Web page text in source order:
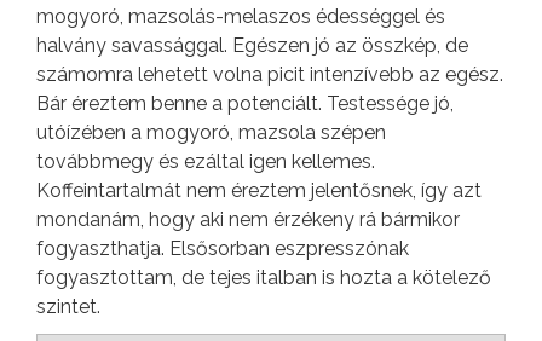
mogyoró, mazsolás-melaszos édességgel és
halvány savassággal. Egészen jó az összkép, de
számomra lehetett volna picit intenzívebb az egész.
Bár éreztem benne a potenciált. Testessége jó,
utóízében a mogyoró, mazsola szépen
továbbmegy és ezáltal igen kellemes.
Koffeintartalmát nem éreztem jelentősnek, így azt
mondanám, hogy aki nem érzékeny rá bármikor
fogyaszthatja. Elsősorban eszpresszónak
fogyasztottam, de tejes italban is hozta a kötelező
szintet.